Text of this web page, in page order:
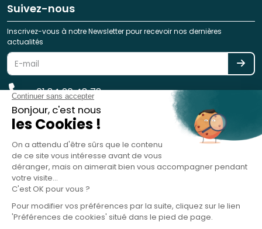
Suivez-nous
Inscrivez-vous à notre Newsletter pour recevoir nos dernières
actualités
01 84 20 48 78
reservation@spotlag.com